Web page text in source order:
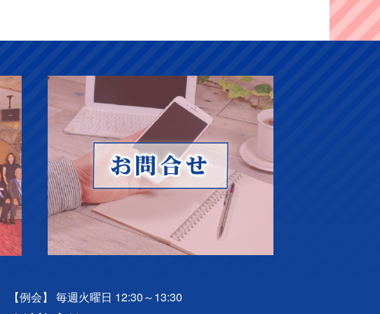
【例会】 毎週火曜日 12:30～13:30